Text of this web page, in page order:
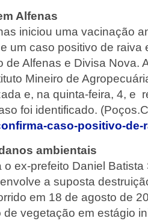
Alfenas
iniciou uma vacinação
um caso positivo de
de Alfenas e Divisa Nova.
Mineiro de
e, na quinta-feira, 4, e
foi identificado.
caso-positivo-
ambientais
ex-prefeito Daniel
a suposta
em 18 de agosto de
vegetação em estágio